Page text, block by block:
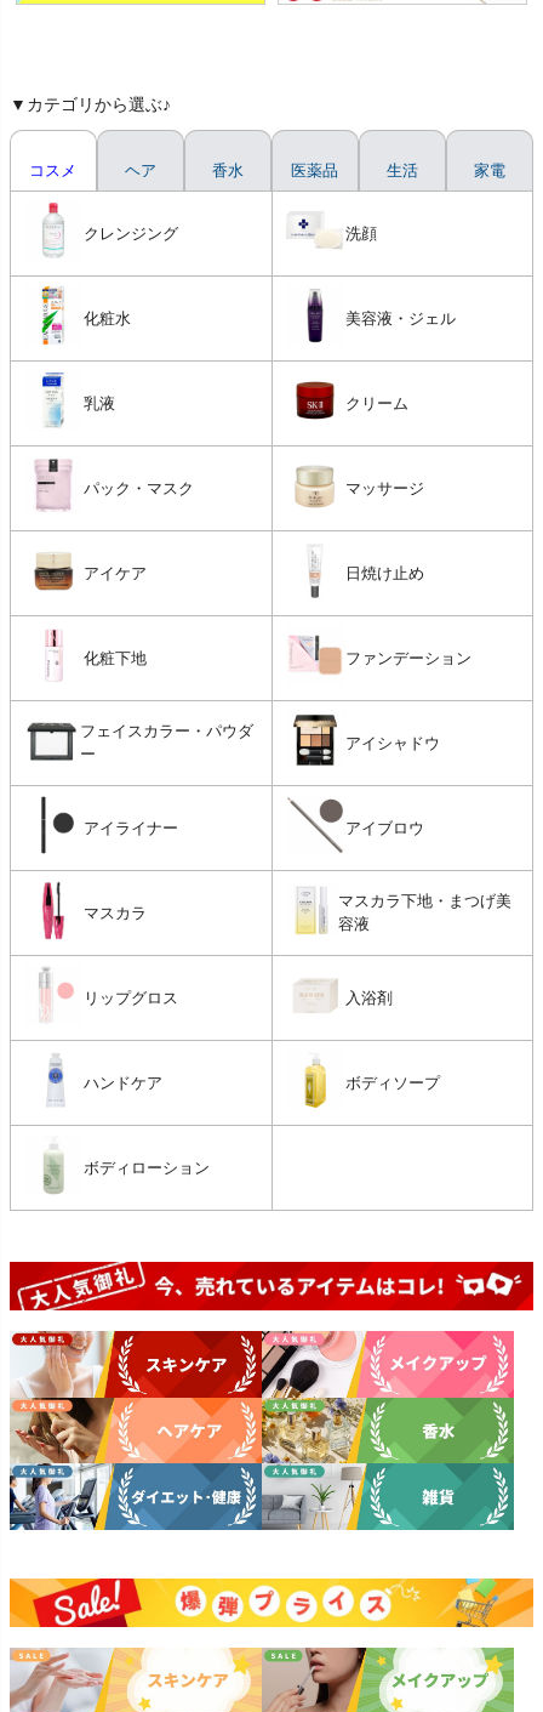
▼カテゴリから選ぶ♪
コスメ
クレンジング 洗顔
化粧水 美容液・ジェル
乳液 クリーム
パック・マスク マッサージ
アイケア 日焼け止め
化粧下地 ファンデーション
フェイスカラー・パウダ
ー
アイシャドウ
アイライナー アイブロウ
マスカラ
マスカラ下地・まつげ美
容液
リップグロス 入浴剤
ハンドケア ボディソープ
ボディローション
ヘア 香水 医薬品 生活 家電